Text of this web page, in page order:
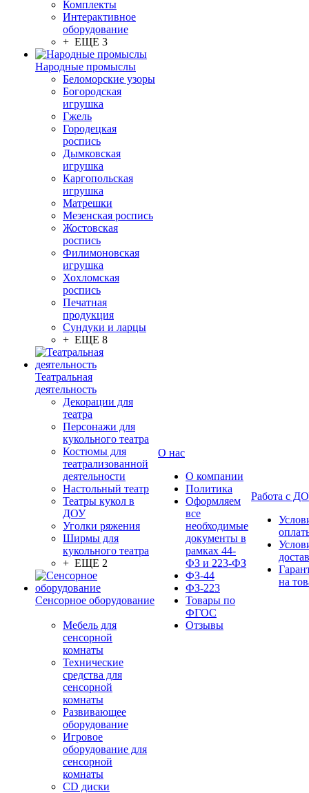
Комплекты
Интерактивное
оборудование
+ ЕЩЕ 3
Народные промыслы
Беломорские узоры
Богородская
игрушка
Гжель
Городецкая
роспись
Дымковская
игрушка
Каргопольская
игрушка
Матрешки
Мезенская роспись
Жостовская
роспись
Филимоновская
игрушка
Хохломская
роспись
Печатная
продукция
Сундуки и ларцы
+ ЕЩЕ 8
Театральная
деятельность
Декорации для
театра
Персонажи для
кукольного театра
Костюмы для
театрализованной
деятельности
Настольный театр
Театры кукол в
ДОУ
Уголки ряжения
Ширмы для
кукольного театра
+ ЕЩЕ 2
Сенсорное оборудование
Мебель для
сенсорной
комнаты
Технические
средства для
сенсорной
комнаты
Развивающее
оборудование
Игровое
оборудование для
сенсорной
комнаты
CD диски
О нас
О компании
Политика
Оформляем
все
необходимые
документы в
рамках 44-
ФЗ и 223-ФЗ
ФЗ-44
ФЗ-223
Товары по
ФГОС
Отзывы
Работа с
на